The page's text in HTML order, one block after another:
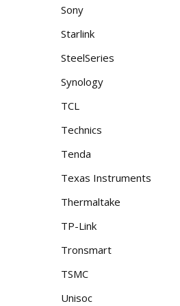
Sony
Starlink
SteelSeries
Synology
TCL
Technics
Tenda
Texas Instruments
Thermaltake
TP-Link
Tronsmart
TSMC
Unisoc